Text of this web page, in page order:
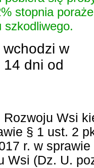
stopnia
szkodliwego.
w
14 dni od
Wsi
§ 1 ust. 2
r. w
Wsi (Dz. U.